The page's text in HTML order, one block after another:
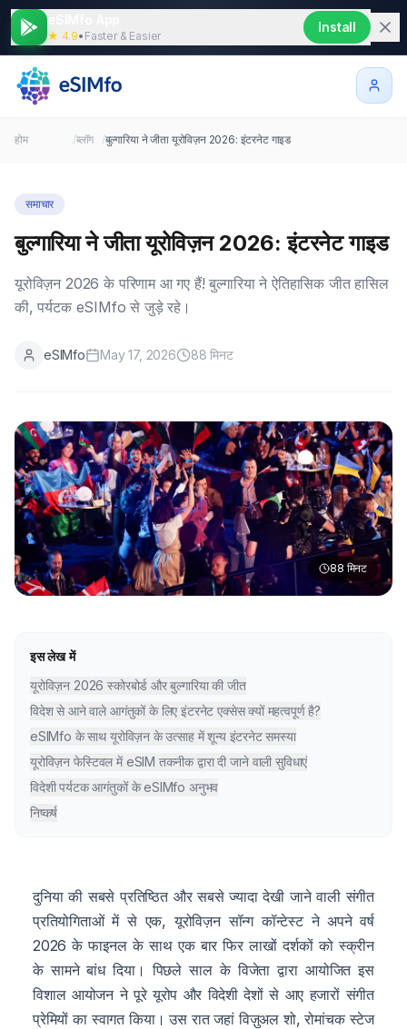
★ 4.9• Faster & Easier
Install
होम /ब्लॉग /बुल्गारिया ने जीता यूरोविज़न 2026: इंटरनेट गाइड
समाचार
बुल्गारिया ने जीता यूरोविज़न 2026: इंटरनेट गाइड
यूरोविज़न 2026 के परिणाम आ गए हैं! बुल्गारिया ने ऐतिहासिक जीत हासिल
की, पर्यटक eSIMfo से जुड़े रहे।
eSIMfo May 17, 2026 88 मिनट
88 मिनट
इस लेख में
यूरोविज़न 2026 स्कोरबोर्ड और बुल्गारिया की जीत
विदेश से आने वाले आगंतुकों के लिए इंटरनेट एक्सेस क्यों महत्वपूर्ण है?
eSIMfo के साथ यूरोविज़न के उत्साह में शून्य इंटरनेट समस्या
यूरोविज़न फेस्टिवल में eSIM तकनीक द्वारा दी जाने वाली सुविधाएं
विदेशी पर्यटक आगंतुकों के eSIMfo अनुभव
निष्कर्ष
दुनिया की सबसे प्रतिष्ठित और सबसे ज्यादा देखी जाने वाली संगीत
प्रतियोगिताओं में से एक, यूरोविज़न सॉन्ग कॉन्टेस्ट ने अपने वर्ष
2026 के फाइनल के साथ एक बार फिर लाखों दर्शकों को स्क्रीन
के सामने बांध दिया। पिछले साल के विजेता द्वारा आयोजित इस
विशाल आयोजन ने पूरे यूरोप और विदेशी देशों से आए हजारों संगीत
प्रेमियों का स्वागत किया। उस रात जहां विज़ुअल शो, रोमांचक स्टेज